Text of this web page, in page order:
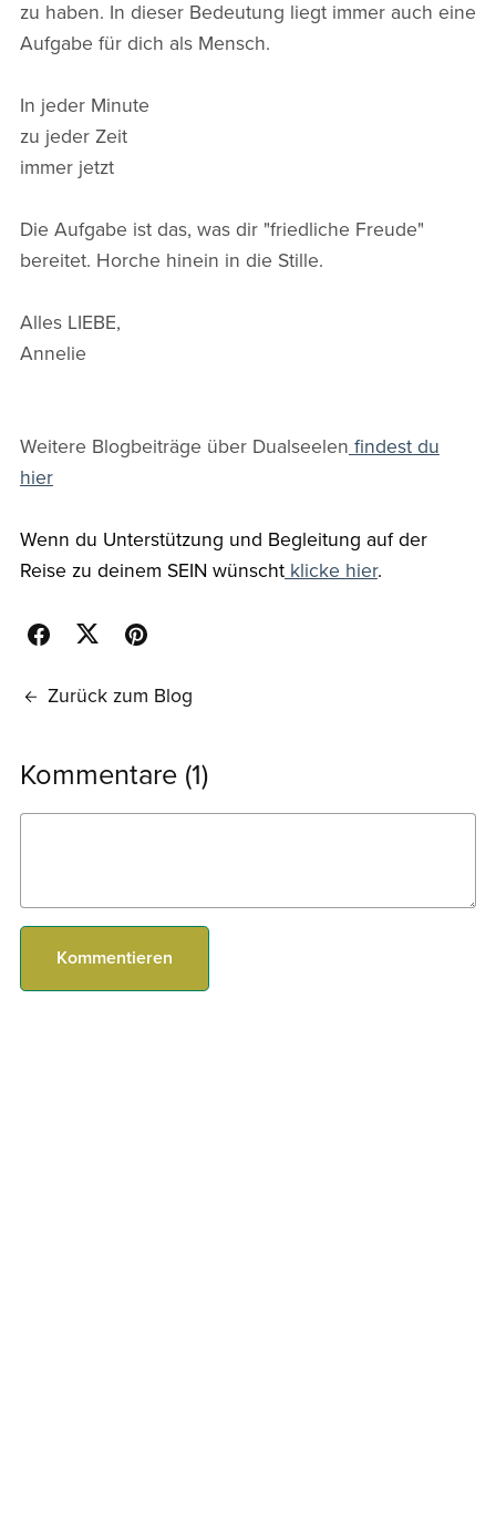
zu haben. In dieser Bedeutung liegt immer auch eine
Aufgabe für dich als Mensch.
In jeder Minute
zu jeder Zeit
immer jetzt
Die Aufgabe ist das, was dir "friedliche Freude"
bereitet. Horche hinein in die Stille.
Alles LIEBE,
Annelie
Weitere Blogbeiträge über Dualseelen findest du
hier
Wenn du Unterstützung und Begleitung auf der
Reise zu deinem SEIN wünschtklicke hier.
Zurück zum Blog
Kommentare (1)
Kommentieren